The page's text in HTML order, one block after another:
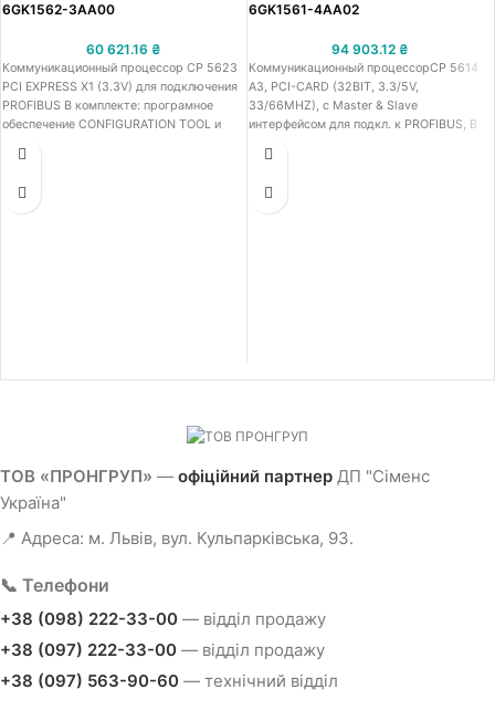
6GK1562-3AA00
60 621.16 ₴
Коммуникационный процессор CP 5623
PCI EXPRESS X1 (3.3V) для подключения
PROFIBUS В комплекте: програмное
обеспечение CONFIGURATION TOOL и
SW, CLASS A,
6GK1561-4AA02
94 903.12 ₴
Коммуникационный процессорCP 5614
A3, PCI-CARD (32BIT, 3.3/5V,
33/66MHZ), c Мaster & Slave
интерфейсом для подкл. к PROFIBUS, В
CONFIGURATION TOOL и DP-BASE,
ТОВ «ПРОНГРУП» — офіційний партнер ДП "Сіменс
Україна"
📍 Адреса: м. Львів, вул. Кульпарківська, 93.
📞 Телефони
+38 (098) 222-33-00 — відділ продажу
+38 (097) 222-33-00 — відділ продажу
+38 (097) 563-90-60 — технічний відділ